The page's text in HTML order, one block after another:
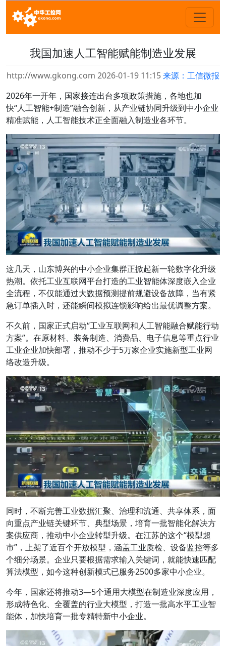
我国加速人工智能赋能制造业发展
http://www.gkong.com 2026-01-19 11:15来源：工信微报
2026年一开年，国家接连出台多项政策措施，各地也加
快“人工智能+制造”融合创新，从产业链协同升级到中小企业
精准赋能，人工智能技术正全面融入制造业各环节。
这几天，山东博兴的中小企业集群正掀起新一轮数字化升级
热潮。依托工业互联网平台打造的工业智能体深度嵌入企业
全流程，不仅能通过大数据预测提前规避设备故障，当有紧
急订单插入时，还能瞬间模拟连锁影响给出最优调整方案。
不久前，国家正式启动“工业互联网和人工智能融合赋能行动
方案”。在原材料、装备制造、消费品、电子信息等重点行业
工业企业加快部署，推动不少于5万家企业实施新型工业网
络改造升级。
同时，不断完善工业数据汇聚、治理和流通、共享体系，面
向重点产业链关键环节、典型场景，培育一批智能化解决方
案供应商，推动中小企业转型升级。在江苏的这个“模型超
市”，上架了近百个开放模型，涵盖工业质检、设备监控等多
个细分场景。企业只要根据需求输入关键词，就能快速匹配
算法模型，如今这种创新模式已服务2500多家中小企业。
今年，国家还将推动3—5个通用大模型在制造业深度应用，
形成特色化、全覆盖的行业大模型，打造一批高水平工业智
能体，加快培育一批专精特新中小企业。